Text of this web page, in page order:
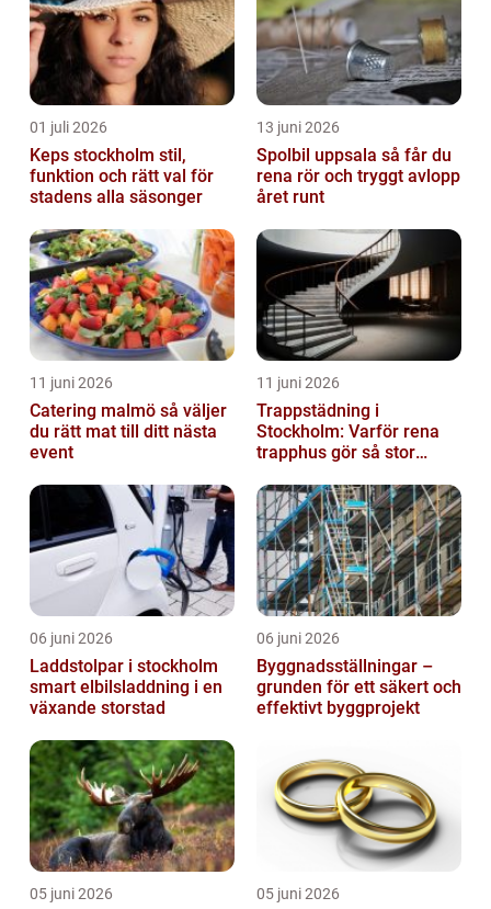
01 juli 2026
Keps stockholm stil,
funktion och rätt val för
stadens alla säsonger
13 juni 2026
Spolbil uppsala så får du
rena rör och tryggt avlopp
året runt
11 juni 2026
Catering malmö så väljer
du rätt mat till ditt nästa
event
11 juni 2026
Trappstädning i
Stockholm: Varför rena
trapphus gör så stor
06 juni 2026
Laddstolpar i stockholm
smart elbilsladdning i en
växande storstad
06 juni 2026
Byggnadsställningar –
grunden för ett säkert och
effektivt byggprojekt
05 juni 2026 05 juni 2026